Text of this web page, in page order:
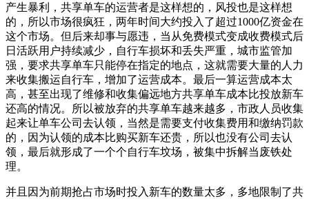
产生暴利，共享单车的运营者是这样想的，风投也是这样想
的，所以市场很疯狂，两年时间大约投入了超过1000亿资金在
这个市场。但后来却事与愿违，当从免费模式变成收费模式后
日活跃用户持续减少，自行车损坏和丢失严重，城市监管加
强，要求共享单车只能停在指定的地点，这就需要大量的人力
来收集搬运自行车，增加了运营成本。最后一算运营成本太
高，甚至出现了维修和收集偏远地方共享单车成本比投放新车
还高的情况。所以被放弃的共享单车越来越多，市政人员收集
起来让单车公司去认领，当然是需要支付收集费用和缴纳罚款
的，因为认领的成本比购买新车还贵，所以也没有公司去认
领，最后就形成了一个个自行车坟场，被集中拆解当废铁处
理。
并且因为前期抢占市场时投入新车的数量太多，多地限制了共